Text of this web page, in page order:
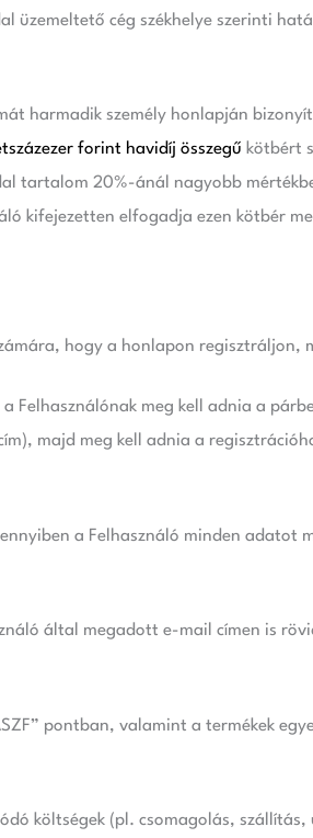
üzemeltető cég székhelye szerinti
harmadik személy honlapján
forint havidíj összegű kötbért
tartalom 20%-ánál nagyobb
kifejezetten elfogadja ezen kötbér
hogy a honlapon regisztráljon,
Felhasználónak meg kell adnia a
majd meg kell adnia a
a Felhasználó minden adatot
által megadott e-mail címen is
pontban, valamint a termékek
költségek (pl. csomagolás,